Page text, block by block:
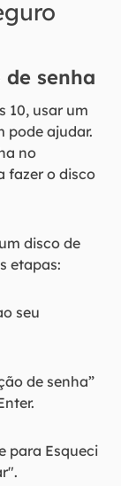
senha
10, usar um
pode ajudar.
no
fazer o disco
disco de
etapas:
seu
de senha”
para Esqueci